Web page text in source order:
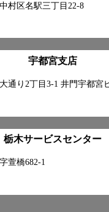
村区名駅三丁目22-8
宇都宮支店
通り2丁目3-1 井門宇都宮
栃木サービスセンター
萱橋682-1